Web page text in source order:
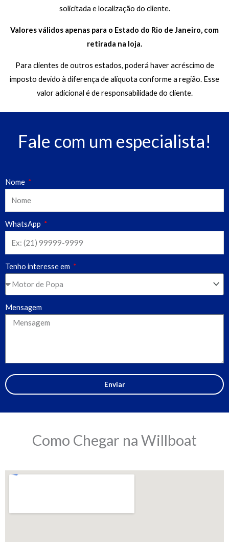
solicitada e localização do cliente.
Valores válidos apenas para o Estado do Rio de Janeiro, com
retirada na loja.
Para clientes de outros estados, poderá haver acréscimo de
imposto devido à diferença de alíquota conforme a região. Esse
valor adicional é de responsabilidade do cliente.
Fale com um especialista!
Nome
WhatsApp
Tenho interesse em
Mensagem
Enviar
Como Chegar na Willboat